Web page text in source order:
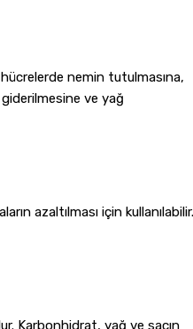
nemin tutulmasına,
ve yağ
azaltılması için kullanılabilir.
Karbonhidrat, yağ ve saçın